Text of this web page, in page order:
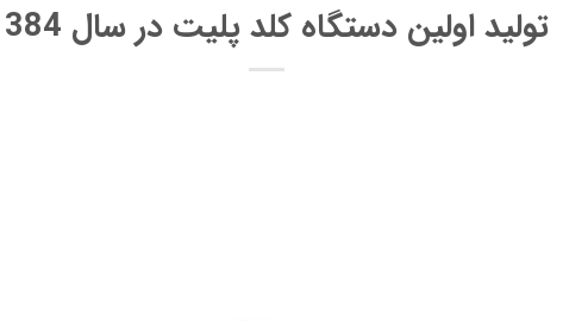
تولید اولین دستگاه کلد پلیت در سال 1384